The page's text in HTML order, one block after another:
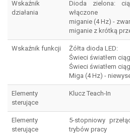
Wskaźnik
działania
Dioda zielona:
włączone
miganie (4 Hz) -
miganie z krótką
Wskaźnik funkcji
Żółta dioda LED:
Świeci światłem
Świeci światłem
Miga (4 Hz) -
Elementy
sterujące
Klucz Teach-In
Elementy
sterujące
5-stopniowy
trybów pracy